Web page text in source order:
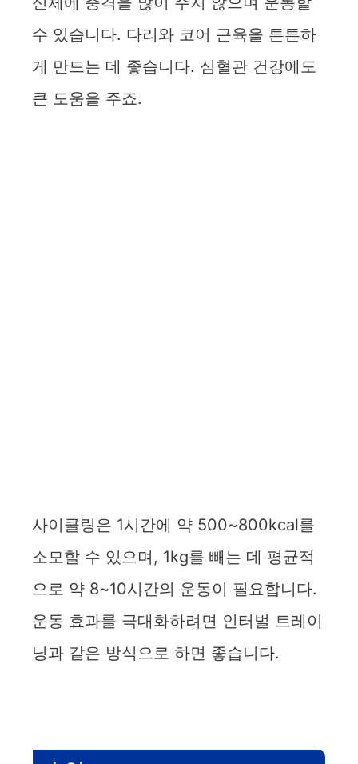
수 있습니다. 다리와 코어 근육을 튼튼하
게 만드는 데 좋습니다. 심혈관 건강에도
큰 도움을 주죠.
사이클링은 1시간에 약 500~800kcal를
소모할 수 있으며, 1kg를 빼는 데 평균적
으로 약 8~10시간의 운동이 필요합니다.
운동 효과를 극대화하려면 인터벌 트레이
닝과 같은 방식으로 하면 좋습니다.